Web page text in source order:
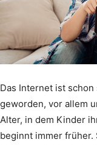
Das Internet ist
geworden, vor allem
Alter, in dem Kinder
beginnt immer